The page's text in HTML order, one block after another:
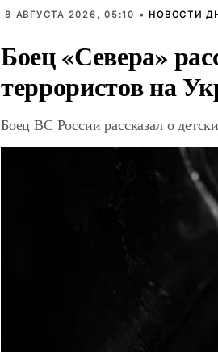
8 АВГУСТА 2026, 05:10 • НОВОСТИ
Боец «Севера»
террористов на
Боец ВС России рассказал о